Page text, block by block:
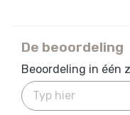
De beoordeling
Beoordeling in één